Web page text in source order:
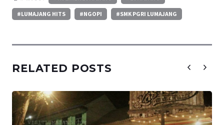
#LUMAJANG HITS #NGOPI #SMK PGRI LUMAJANG
RELATED POSTS